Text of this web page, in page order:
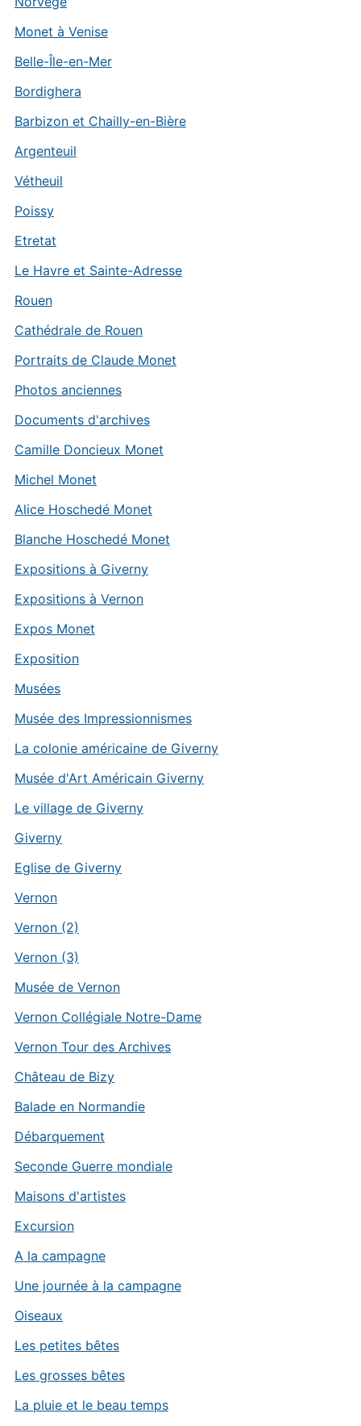
Monet à Venise
Belle-Île-en-Mer
Bordighera
Barbizon et Chailly-en-Bière
Argenteuil
Vétheuil
Poissy
Etretat
Le Havre et Sainte-Adresse
Rouen
Cathédrale de Rouen
Portraits de Claude Monet
Photos anciennes
Documents d'archives
Camille Doncieux Monet
Michel Monet
Alice Hoschedé Monet
Blanche Hoschedé Monet
Expositions à Giverny
Expositions à Vernon
Expos Monet
Exposition
Musées
Musée des Impressionnismes
La colonie américaine de Giverny
Musée d'Art Américain Giverny
Le village de Giverny
Giverny
Eglise de Giverny
Vernon
Vernon (2)
Vernon (3)
Musée de Vernon
Vernon Collégiale Notre-Dame
Vernon Tour des Archives
Château de Bizy
Balade en Normandie
Débarquement
Seconde Guerre mondiale
Maisons d'artistes
Excursion
A la campagne
Une journée à la campagne
Oiseaux
Les petites bêtes
Les grosses bêtes
La pluie et le beau temps